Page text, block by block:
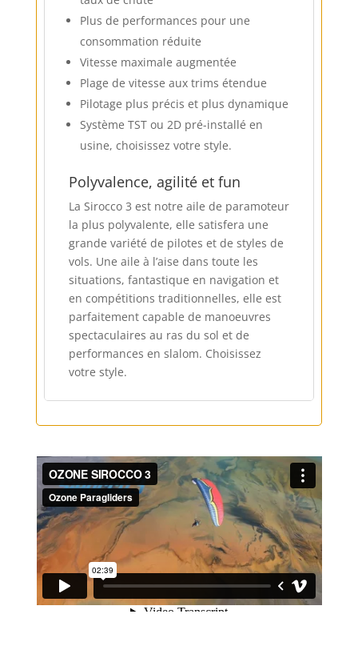
Plus de performances pour une
consommation réduite
Vitesse maximale augmentée
Plage de vitesse aux trims étendue
Pilotage plus précis et plus dynamique
Système TST ou 2D pré-installé en
usine, choisissez votre style.
Polyvalence, agilité et fun
La Sirocco 3 est notre aile de paramoteur
la plus polyvalente, elle satisfera une
grande variété de pilotes et de styles de
vols. Une aile à l’aise dans toute les
situations, fantastique en navigation et
en compétitions traditionnelles, elle est
parfaitement capable de manoeuvres
spectaculaires au ras du sol et de
performances en slalom. Choisissez
votre style.